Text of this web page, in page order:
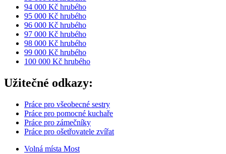
94 000 Kč hrubého
95 000 Kč hrubého
96 000 Kč hrubého
97 000 Kč hrubého
98 000 Kč hrubého
99 000 Kč hrubého
100 000 Kč hrubého
Užitečné odkazy:
Práce pro všeobecné sestry
Práce pro pomocné kuchaře
Práce pro zámečníky
Práce pro ošetřovatele zvířat
Volná místa Most